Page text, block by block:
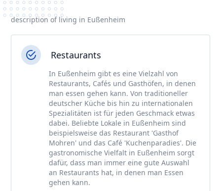
description of living in Eußenheim
Restaurants
In Eußenheim gibt es eine Vielzahl von
Restaurants, Cafés und Gasthöfen, in denen
man essen gehen kann. Von traditioneller
deutscher Küche bis hin zu internationalen
Spezialitäten ist für jeden Geschmack etwas
dabei. Beliebte Lokale in Eußenheim sind
beispielsweise das Restaurant 'Gasthof
Mohren' und das Café 'Kuchenparadies'. Die
gastronomische Vielfalt in Eußenheim sorgt
dafür, dass man immer eine gute Auswahl
an Restaurants hat, in denen man Essen
gehen kann.